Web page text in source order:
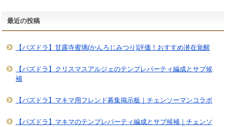
最近の投稿
【パズドラ】甘露寺蜜璃(かんろじみつり)評価！おすすめ潜在覚醒
【パズドラ】クリスマスアルジェのテンプレパーティ編成とサブ候
補
【パズドラ】マキマ用フレンド募集掲示板｜チェンソーマンコラボ
【パズドラ】マキマのテンプレパーティ編成とサブ候補｜チェンソ